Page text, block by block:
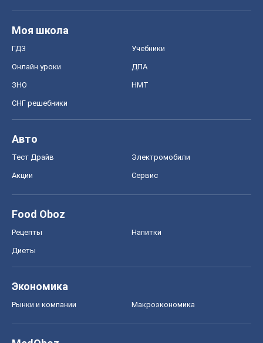
Моя школа
ГДЗ Учебники
Онлайн уроки ДПА
ЗНО НМТ
СНГ решебники
Авто
Тест Драйв Электромобили
Акции Сервис
Food Oboz
Рецепты Напитки
Диеты
Экономика
Рынки и компании Mакроэкономика